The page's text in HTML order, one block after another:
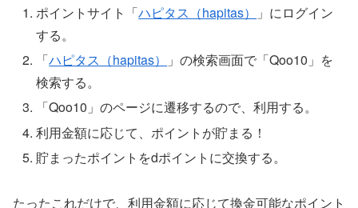
ポイントサイト「ハピタス（hapitas）
」にログイン
する。
「ハピタス（hapitas）
」の検索画面で「Qoo10」を
検索する。
「Qoo10」のページに遷移するので、利用する。
利用金額に応じて、ポイントが貯まる！
貯まったポイントをdポイントに交換する。
たったこれだけで、利用金額に応じて換金可能なポイント